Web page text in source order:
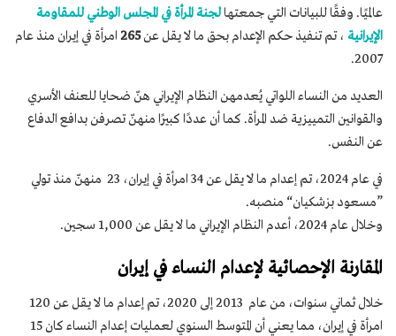
عالميًا. وفقًا للبيانات التي جمعتهالجنة المرأة في المجلس الوطني للمقاومة
الإيرانية ، تم تنفيذ حكم الإعدام بحق ما لا يقل عن265
امرأة في إيران منذ عام
2007.
العديد من النساء اللواتي يُعدمهن النظام الإيراني هنّ ضحايا للعنف الأسري
والقوانين التمييزية ضد المرأة. كما أن عددًا كبيرًا منهنّ تصرفن بدافع الدفاع
عن النفس.
في عام 2024، تم إعدام ما لا يقل عن 34 امرأة في إيران، 23 منهنّ منذ تولي
”مسعود بزشكيان“ منصبه.
وخلال عام 2024، أعدم النظام الإيراني ما لا يقل عن 1,000 سجين.
المقارنة الإحصائية لإعدام النساء في إيران
خلال ثماني سنوات، من عام 2013 إلى 2020، تم إعدام ما لا يقل عن 120
امرأة في إيران، مما يعني أن المتوسط السنوي لعمليات إعدام النساء كان 15